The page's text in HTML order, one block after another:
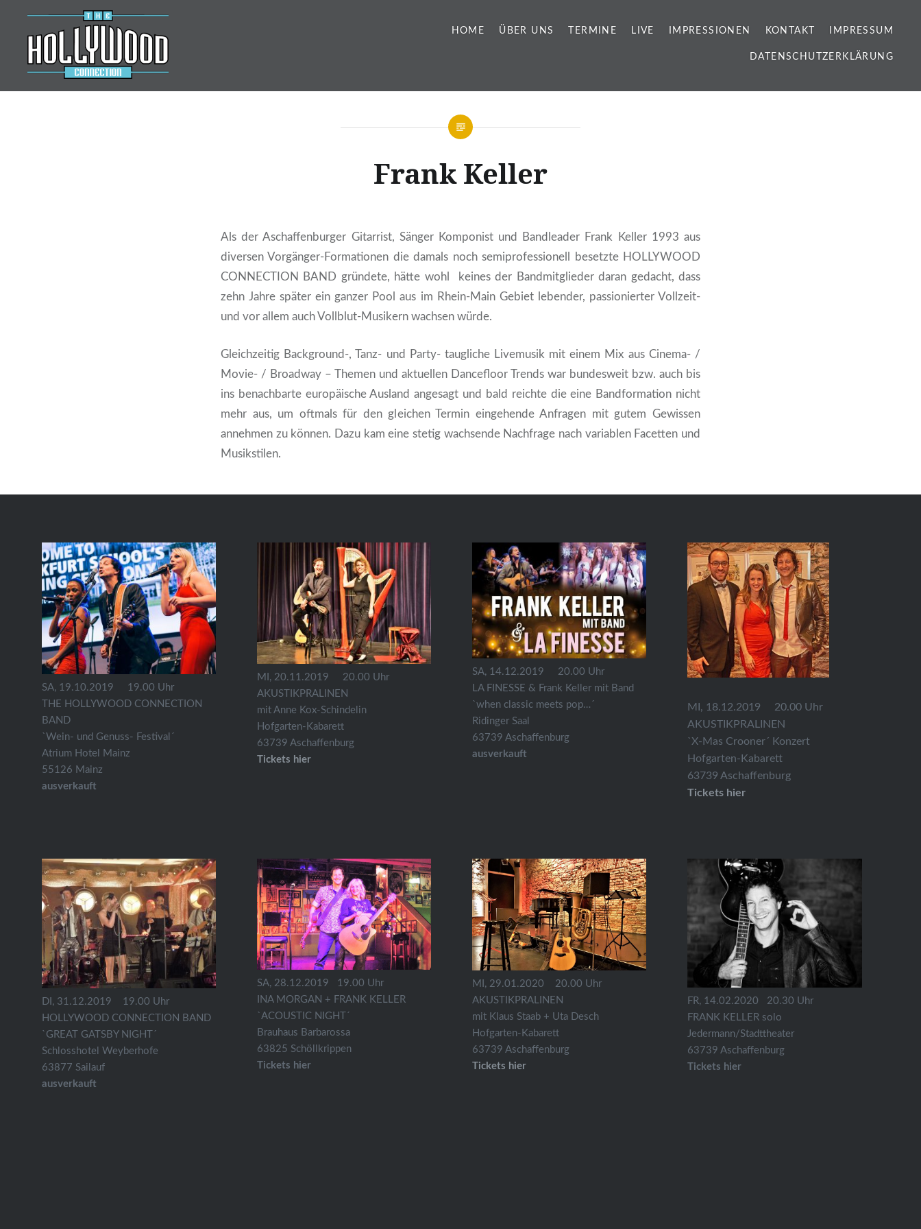
springen
Hollywood-Connection
HOME ÜBER UNS TERMINE LIVE IMPRESSIONEN KONTAKT IMPRESSUM
DATENSCHUTZERKLÄRUNG
Frank Keller
Als der Aschaffenburger Gitarrist, Sänger Komponist und Bandleader Frank Keller 1993 aus
diversen Vorgänger-Formationen die damals noch semiprofessionell besetzte HOLLYWOOD
CONNECTION BAND gründete, hätte wohl keines der Bandmitglieder daran gedacht, dass
zehn Jahre später ein ganzer Pool aus im Rhein-Main Gebiet lebender, passionierter Vollzeit-
und vor allem auch Vollblut-Musikern wachsen würde.
Gleichzeitig Background-, Tanz- und Party- taugliche Livemusik mit einem Mix aus Cinema- /
Movie- / Broadway – Themen und aktuellen Dancefloor Trends war bundesweit bzw. auch bis
ins benachbarte europäische Ausland angesagt und bald reichte die eine Bandformation nicht
mehr aus, um oftmals für den gleichen Termin eingehende Anfragen mit gutem Gewissen
annehmen zu können. Dazu kam eine stetig wachsende Nachfrage nach variablen Facetten und
Musikstilen.
SA, 19.10.2019 19.00 Uhr
THE HOLLYWOOD CONNECTION
BAND
`Wein- und Genuss- Festival´
Atrium Hotel Mainz
55126 Mainz
ausverkauft
MI, 20.11.2019 20.00 Uhr
AKUSTIKPRALINEN
mit Anne Kox-Schindelin
Hofgarten-Kabarett
63739 Aschaffenburg
Tickets hier
SA, 14.12.2019 20.00 Uhr
LA FINESSE & Frank Keller mit Band
`when classic meets pop…´
Ridinger Saal
63739 Aschaffenburg
ausverkauft
MI, 18.12.2019 20.00 Uhr
AKUSTIKPRALINEN
`X-Mas Crooner´ Konzert
Hofgarten-Kabarett
63739 Aschaffenburg
Tickets hier
DI, 31.12.2019 19.00 Uhr
HOLLYWOOD CONNECTION BAND
`GREAT GATSBY NIGHT´
Schlosshotel Weyberhofe
63877 Sailauf
ausverkauft
SA, 28.12.2019 19.00 Uhr
INA MORGAN + FRANK KELLER
`ACOUSTIC NIGHT´
Brauhaus Barbarossa
63825 Schöllkrippen
Tickets hier
MI, 29.01.2020 20.00 Uhr
AKUSTIKPRALINEN
mit Klaus Staab + Uta Desch
Hofgarten-Kabarett
63739 Aschaffenburg
Tickets hier
FR, 14.02.2020 20.30 Uhr
FRANK KELLER solo
Jedermann/Stadttheater
63739 Aschaffenburg
Tickets hier